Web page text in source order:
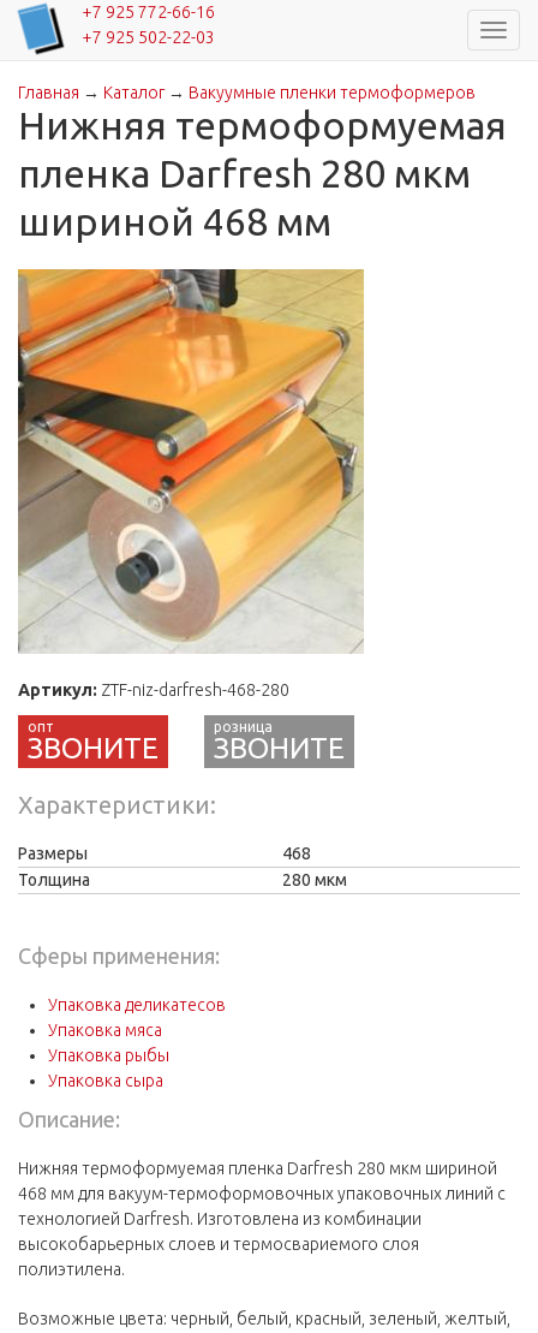
+7 925 772-66-16
+7 925 502-22-03
Вы здесь
Главная → Каталог→ Вакуумные пленки термоформеров
Нижняя термоформуемая
пленка Darfresh 280 мкм
шириной 468 мм
Артикул: ZTF-niz-darfresh-468-280
ЗВОНИТЕ
Характеристики
Размеры
468
Толщина
280 мкм
Сферы применения:
Упаковка деликатесов
Упаковка мяса
Упаковка рыбы
Упаковка сыра
Описание:
Нижняя термоформуемая пленка Darfresh 280 мкм шириной
468 мм для вакуум-термоформовочных упаковочных линий с
технологией Darfresh. Изготовлена из комбинации
высокобарьерных слоев и термосвариемого слоя
полиэтилена.
Возможные цвета: черный, белый, красный, зеленый, желтый,